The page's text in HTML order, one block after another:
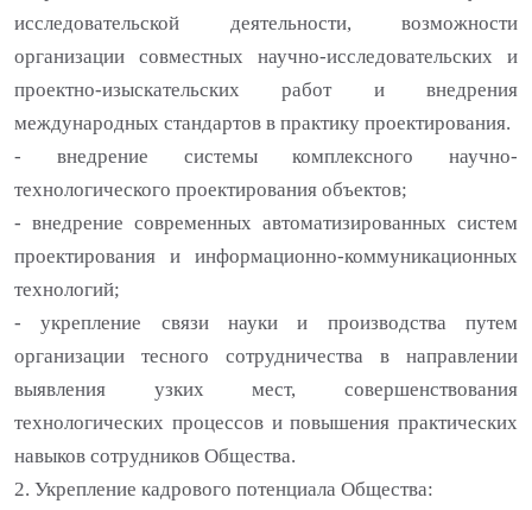
исследовательской деятельности, возможности
организации совместных научно-исследовательских и
проектно-изыскательских работ и внедрения
международных стандартов в практику проектирования.
- внедрение системы комплексного научно-
технологического проектирования объектов;
- внедрение современных автоматизированных систем
проектирования и информационно-коммуникационных
технологий;
- укрепление связи науки и производства путем
организации тесного сотрудничества в направлении
выявления узких мест, совершенствования
технологических процессов и повышения практических
навыков сотрудников Общества.
2. Укрепление кадрового потенциала Общества: